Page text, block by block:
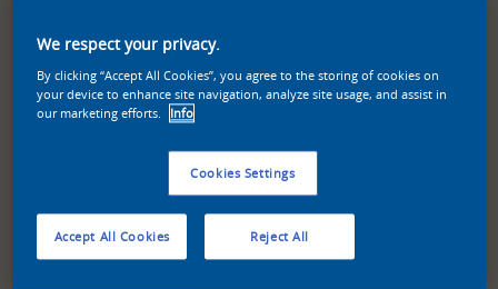
We respect your privacy.
By clicking “Accept All Cookies”, you agree to the storing of cookies on
your device to enhance site navigation, analyze site usage, and assist in
our marketing efforts.
Info
Cookies Settings
Reject All
Accept All Cookies